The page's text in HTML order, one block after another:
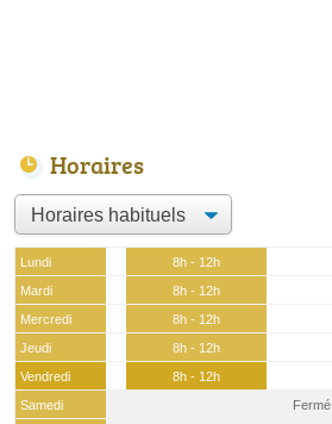
Horaires
Lundi 8h - 12h
Mardi
8h - 12h
Mercredi
8h - 12h
Jeudi
8h - 12h
Vendredi
8h - 12h
Samedi
Fermé